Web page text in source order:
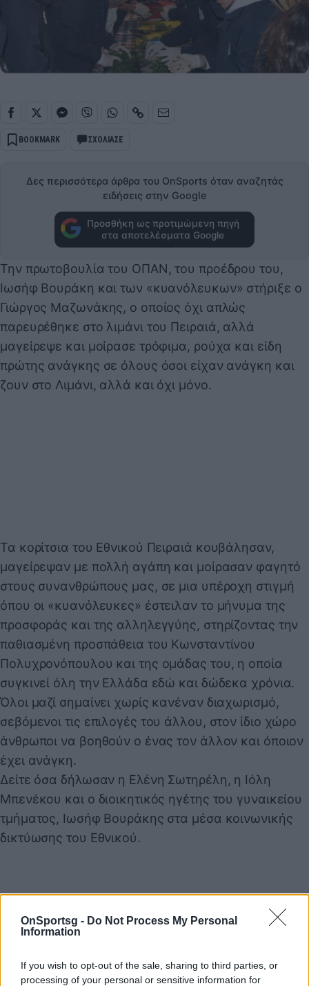
OnSportsg - Do Not Process My Personal
Information
If you wish to opt-out of the sale, sharing to third parties, or
processing of your personal or sensitive information for
BOOKMARK ΣΧΟΛΙΑΣΕ
Δες περισσότερα άρθρα του OnSports όταν αναζητάς
ειδήσεις στην Google
Προσθήκη ως προτιμώμενη πηγή
στα αποτελέσματα Google
Την πρωτοβουλία του ΟΠΑΝ, του προέδρου του,
Ιωσήφ Βουράκη και των «κυανόλευκων» στήριξε ο
Γιώργος Μαζωνάκης, ο οποίος όχι απλώς
παρευρέθηκε στο λιμάνι του Πειραιά, αλλά
μαγείρεψε και μοίρασε τρόφιμα, ρούχα και είδη
πρώτης ανάγκης σε όλους όσοι είχαν ανάγκη και
ζουν στο Λιμάνι, αλλά και όχι μόνο.
Τα κορίτσια του Εθνικού Πειραιά κουβάλησαν,
μαγείρεψαν με πολλή αγάπη και μοίρασαν φαγητό
στους συνανθρώπους μας, σε μια υπέροχη στιγμή
όπου οι «κυανόλευκες» έστειλαν το μήνυμα της
προσφοράς και της αλληλεγγύης, στηρίζοντας την
παθιασμένη προσπάθεια του Κωνσταντίνου
Πολυχρονόπουλου και της ομάδας του, η οποία
συγκινεί όλη την Ελλάδα εδώ και δώδεκα χρόνια.
Όλοι μαζί σημαίνει χωρίς κανέναν διαχωρισμό,
σεβόμενοι τις επιλογές του άλλου, στον ίδιο χώρο
άνθρωποι να βοηθούν ο ένας τον άλλον και όποιον
έχει ανάγκη.
Δείτε όσα δήλωσαν η Ελένη Σωτηρέλη, η Ιόλη
Μπενέκου και ο διοικητικός ηγέτης του γυναικείου
τμήματος, Ιωσήφ Βουράκης στα μέσα κοινωνικής
δικτύωσης του Εθνικού.